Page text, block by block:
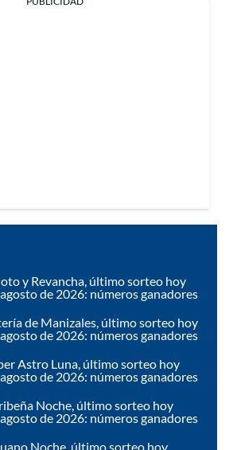
y Revancha, último sorteo hoy
de 2026: números ganadores
de Manizales, último sorteo hoy
de 2026: números ganadores
Astro Luna, último sorteo hoy
de 2026: números ganadores
Noche, último sorteo hoy
de 2026: números ganadores
Noche, último sorteo hoy